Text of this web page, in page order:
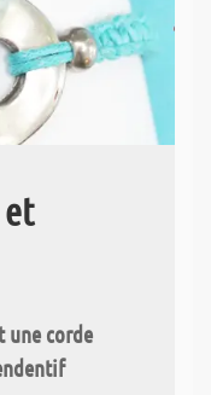
une corde